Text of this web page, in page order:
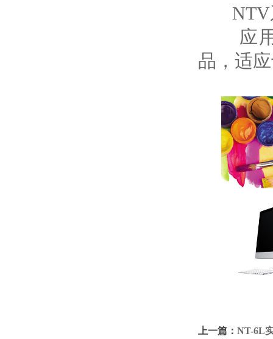
NTV
应用
品，适
上一篇： NT-6L